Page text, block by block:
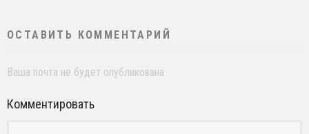
ОСТАВИТЬ КОММЕНТАРИЙ
Ваша почта не будет опубликована
Комментировать